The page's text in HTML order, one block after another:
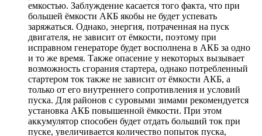
емкостью. Заблуждение касается того факта, что при
большей ёмкости АКБ якобы не будет успевать
заряжаться. Однако, энергия, потраченная на пуск
двигателя, не зависит от ёмкости, поэтому при
исправном генераторе будет восполнена в АКБ за одно
и то же время. Также опасение у некоторых вызывает
возможность сгорания стартера, однако потребленный
стартером ток также не зависит от ёмкости АКБ, а
только от его внутреннего сопротивления и условий
пуска. Для районов с суровыми зимами рекомендуется
установка АКБ повышенной ёмкости. При этом
аккумулятор способен будет отдать больший ток при
пуске, увеличивается количество попыток пуска,